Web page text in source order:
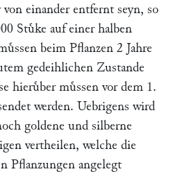
einander entfernt seyn, so
Stuͤke auf einer halben
beim Pflanzen 2 Jahre
gedeihlichen Zustande
hieruͤber muͤssen vor dem 1.
werden. Uebrigens wird
goldene und silberne
vertheilen, welche die
Pflanzungen angelegt